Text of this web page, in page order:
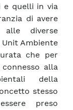
e quelli in via
di avere
diverse
Ambiente
che per
connesso alla
della
stesso
preso